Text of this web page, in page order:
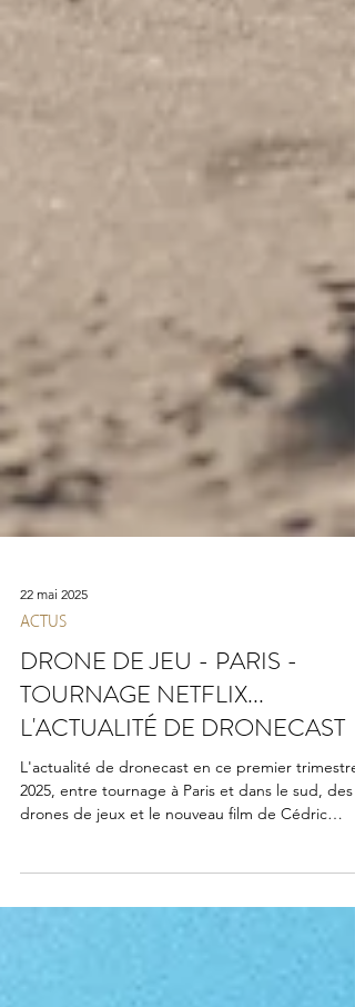
ACTUS
DRONE DE JEU - PARIS -
TOURNAGE NETFLIX...
L'ACTUALITÉ DE DRONECAST
L'actualité de dronecast en ce premier trimestre